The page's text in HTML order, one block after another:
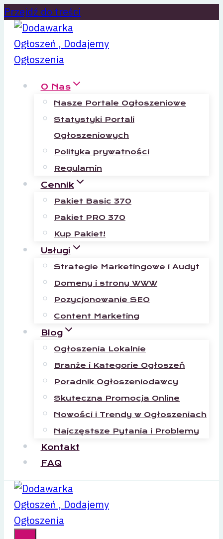
Przejdź do treści
O Nas
Nasze Portale Ogłoszeniowe
Statystyki Portali
Ogłoszeniowych
Polityka prywatności
Regulamin
Cennik
Pakiet Basic 370
Pakiet PRO 370
Kup Pakiet!
Usługi
Strategie Marketingowe i Audyt
Domeny i strony WWW
Pozycjonowanie SEO
Content Marketing
Blog
Ogłoszenia Lokalnie
Branże i Kategorie Ogłoszeń
Poradnik Ogłoszeniodawcy
Skuteczna Promocja Online
Nowości i Trendy w Ogłoszeniach
Najczęstsze Pytania i Problemy
Kontakt
FAQ